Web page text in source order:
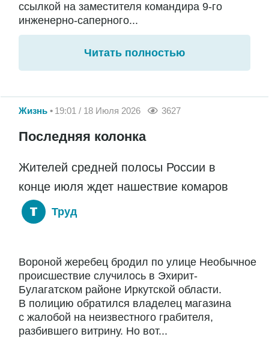
ссылкой на заместителя командира 9-го
инженерно-саперного...
Читать полностью
Жизнь 19:01 / 18 Июля 2026 3627
Последняя колонка
Жителей средней полосы России в
конце июля ждет нашествие комаров
Труд
Вороной жеребец бродил по улице Необычное
происшествие случилось в Эхирит-
Булагатском районе Иркутской области.
В полицию обратился владелец магазина
с жалобой на неизвестного грабителя,
разбившего витрину. Но вот...